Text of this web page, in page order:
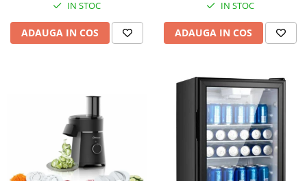
IN STOC
ADAUGA IN COS
IN STOC
ADAUGA IN COS